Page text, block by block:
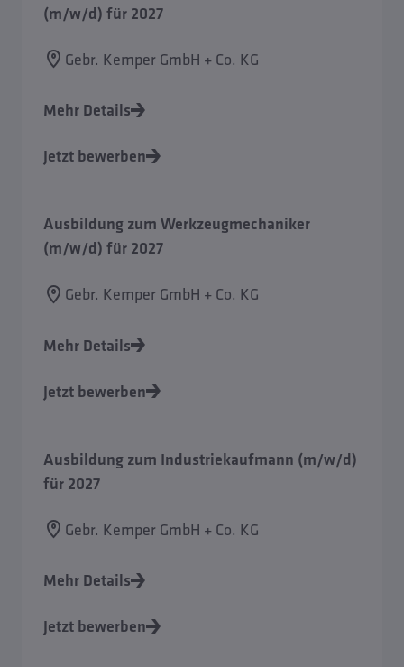
(m/w/d) für 2027
Gebr. Kemper GmbH + Co. KG
Mehr Details
Jetzt bewerben
Ausbildung zum Werkzeugmechaniker
(m/w/d) für 2027
Gebr. Kemper GmbH + Co. KG
Mehr Details
Jetzt bewerben
Ausbildung zum Industriekaufmann (m/w/d)
für 2027
Gebr. Kemper GmbH + Co. KG
Mehr Details
Jetzt bewerben